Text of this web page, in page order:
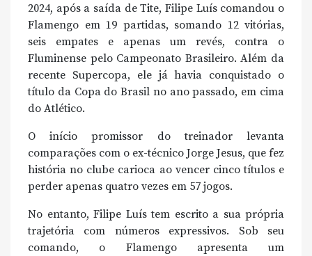
2024, após a saída de Tite, Filipe Luís comandou o
Flamengo em 19 partidas, somando 12 vitórias,
seis empates e apenas um revés, contra o
Fluminense pelo Campeonato Brasileiro. Além da
recente Supercopa, ele já havia conquistado o
título da Copa do Brasil no ano passado, em cima
do Atlético.
O início promissor do treinador levanta
comparações com o ex-técnico Jorge Jesus, que fez
história no clube carioca ao vencer cinco títulos e
perder apenas quatro vezes em 57 jogos.
No entanto, Filipe Luís tem escrito a sua própria
trajetória com números expressivos. Sob seu
comando, o Flamengo apresenta um